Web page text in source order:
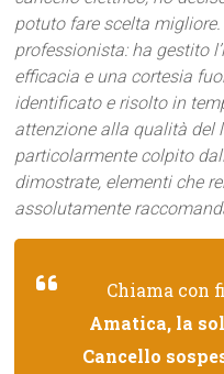
potuto fare scelta
professionista: ha gestito
efficacia e una cortesia
identificato e risolto in
attenzione alla qualità del
particolarmente colpito
dimostrate, elementi che
assolutamente
Chiama con
Amatica, la
Cancello